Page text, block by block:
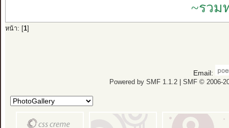
~รวม
หน้า: [ 1]
Email:
Powered by SMF 1.1.2| SMF © 2006-